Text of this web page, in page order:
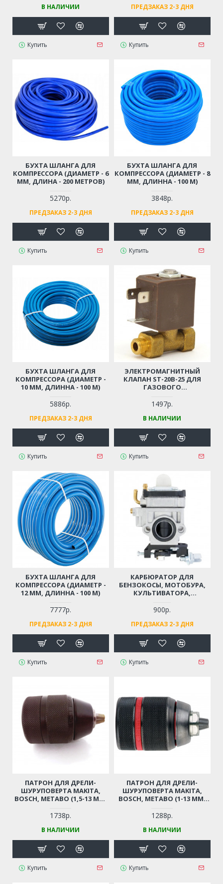
В НАЛИЧИИ
Купить
ПРЕДЗАКАЗ 2-3 ДНЯ
Купить
БУХТА ШЛАНГА ДЛЯ
КОМПРЕССОРА (ДИАМЕТР - 6
ММ, ДЛИНА - 200 МЕТРОВ)
5270р.
ПРЕДЗАКАЗ 2-3 ДНЯ
Купить
БУХТА ШЛАНГА ДЛЯ
КОМПРЕССОРА (ДИАМЕТР - 8
ММ, ДЛИННА - 100 М)
3848р.
ПРЕДЗАКАЗ 2-3 ДНЯ
Купить
БУХТА ШЛАНГА ДЛЯ
КОМПРЕССОРА (ДИАМЕТР -
10 ММ, ДЛИННА - 100 М)
5886р.
ПРЕДЗАКАЗ 2-3 ДНЯ
Купить
ЭЛЕКТРОМАГНИТНЫЙ
КЛАПАН ST-20B-25 ДЛЯ
ГАЗОВОГО
ПУШЕК
1497р.
В НАЛИЧИИ
Купить
БУХТА ШЛАНГА ДЛЯ
КОМПРЕССОРА (ДИАМЕТР -
12 ММ, ДЛИННА - 100 М)
7777р.
ПРЕДЗАКАЗ 2-3 ДНЯ
Купить
КАРБЮРАТОР ДЛЯ
БЕНЗОКОСЫ, МОТОБУРА,
КУЛЬТИВАТОРА,
СМ3, 56 СМ3, 62 СМ3
(ДВИГАТЕЛЬ 1E40F, 1E44F, 2-
Х ТАКТНЫЙ)
900р.
ПРЕДЗАКАЗ 2-3 ДНЯ
Купить
ПАТРОН ДЛЯ ДРЕЛИ-
ШУРУПОВЕРТА MAKITA,
BOSCH, METABO (1,5-13 ММ,
ПРОФЕССИОНАЛЬНЫЙ
БЫСТРОЗАЖИМНОЙ С
ТРЕЩЕТКОЙ
1738р.
В НАЛИЧИИ
Купить
ПАТРОН ДЛЯ ДРЕЛИ-
ШУРУПОВЕРТА MAKITA,
BOSCH, METABO (1-13 ММ,
ПРОФЕССИОНАЛЬНЫЙ
БЫСТРОЗАЖИМНОЙ С
ТРЕЩЕТКОЙ
1288р.
В НАЛИЧИИ
Купить